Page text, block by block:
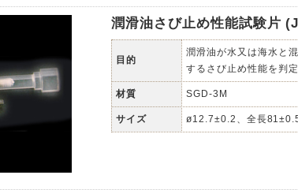
潤滑油さび止め性能試験片
目的
潤滑油が水又は海水と
するさび止め性能を判
材質 SGD-3M
サイズ ø12.7±0.2、全長